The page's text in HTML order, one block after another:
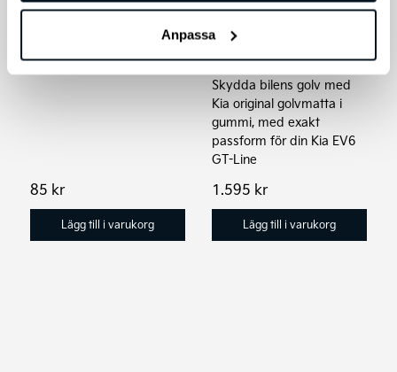
Anpassa
Kia nyckelring
logotyp.
85 kr
Lägg till i varukorg
Kia EV6 GT-Line
Original Golvmattor,
gummi
Skydda bilens golv med
Kia original golvmatta i
gummi, med exakt
passform för din Kia EV6
GT-Line
1.595 kr
Lägg till i varukorg